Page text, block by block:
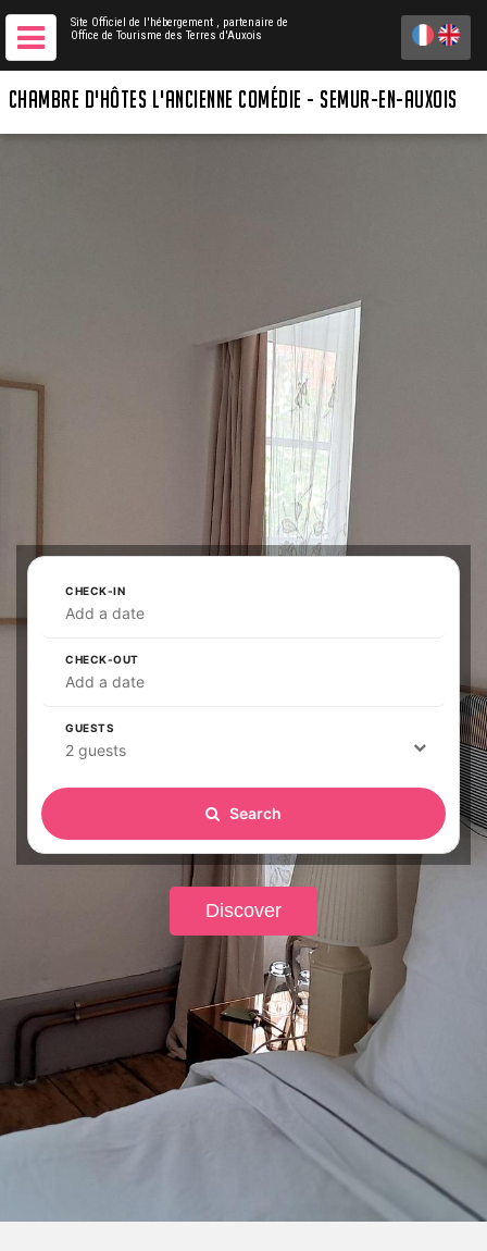
Site Officiel de l'hébergement , partenaire de
Office de Tourisme des Terres d'Auxois
CHAMBRE D'HÔTES L'ANCIENNE COMÉDIE - SEMUR-EN-AUXOIS
CHECK-IN
Add a date
CHECK-OUT
Add a date
GUESTS
2 guests
Search
Discover